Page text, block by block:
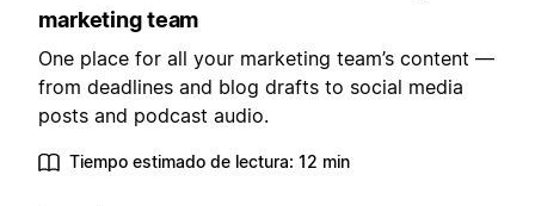
marketing team
One place for all your marketing team’s content —
from deadlines and blog drafts to social media
posts and podcast audio.
Tiempo estimado de lectura: 12 min